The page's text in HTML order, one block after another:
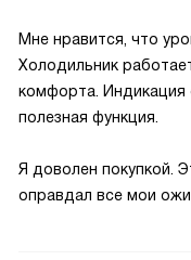
Мне нравится, что
Холодильник
комфорта. Индикация
полезная функция.
Я доволен покупкой.
оправдал все мои